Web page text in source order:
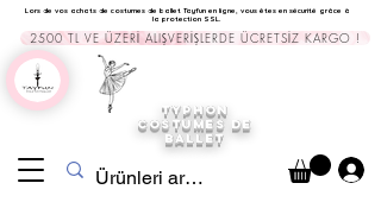
Lors de vos achats de costumes de ballet Tayfun en ligne, vous êtes en sécurité grâce à
la protection SSL.
2500 TL VE ÜZERİ ALIŞVERİŞLERDE ÜCRETSİZ KARGO !
TYPHON
COSTUMES DE
BALLET